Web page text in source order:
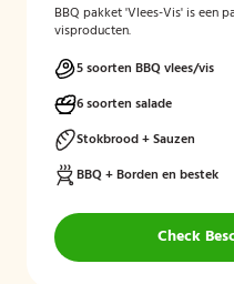
BBQ pakket 'Vlees-Vis' is een
visproducten.
5 soorten BBQ vlees/vis
6 soorten salade
Stokbrood + Sauzen
BBQ + Borden en bestek
Check